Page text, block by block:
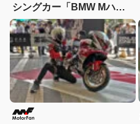
シングカー「BMW Mハイ
ブリッドV8」が登場【動
画】